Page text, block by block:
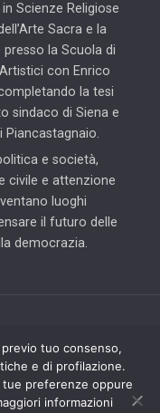
Scienze Religiose
Sacra e la
la Scuola di
con Enrico
la tesi
sindaco di Siena e
Piancastagnaio.
e società,
civile e attenzione
luoghi
il futuro delle
democrazia.
riservati | Partner
tuo consenso,
e di profilazione.
preferenze oppure
informazioni